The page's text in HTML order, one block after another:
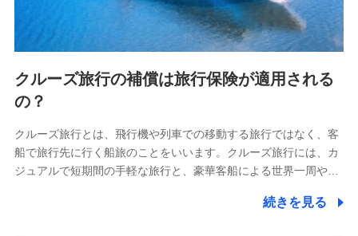
クルーズ旅行の補償は旅行保険が適用される
の？
クルーズ旅行とは、飛行機や列車での移動する旅行ではなく、客
船で旅行先に行く船旅のことをいいます。クルーズ旅行には、カ
ジュアルで短期間の手軽な旅行と、豪華客船による世界一周や…
続きを見る